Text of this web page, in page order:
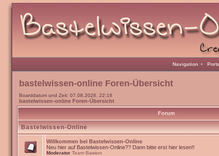
Navigation •
bastelwissen-online Foren-Übersicht
Boarddatum und Zeit: 07.08.2026, 22:16
bastelwissen-online Foren-Übersicht
Forum
Bastelwissen-Online
Willkommen bei Bastelwissen-Online
Neu hier auf Bastelwissen-Online?? Dann bitte erst hier lesen!!
Moderator Team Bawion